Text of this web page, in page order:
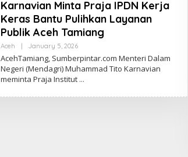
A
R
M
A
Karnavian Minta Praja IPDN Kerja
Keras Bantu Pulihkan Layanan
Publik Aceh Tamiang
Aceh January 5, 2026B
N
O
S
AcehTamiang, Sumberpintar.com Menteri Dalam
Negeri (Mendagri) Muhammad Tito Karnavian
meminta Praja Institut